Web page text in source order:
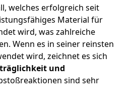
welches erfolgreich seit
Material für
wird, was zahlreiche
Wenn es in seiner reinsten
wird, zeichnet es sich
und
sind sehr